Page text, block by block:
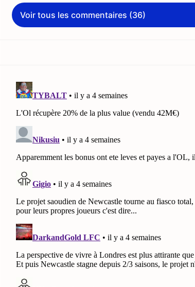
Voir tous les commentaires (36)